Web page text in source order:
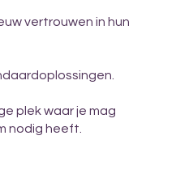
vertrouwen in hun
plek waar je mag
nodig heeft.